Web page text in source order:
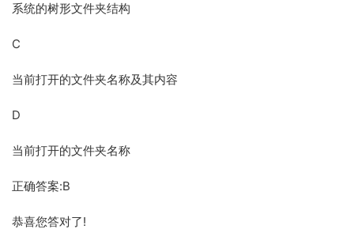
系统的树形文件夹结构
C
当前打开的文件夹名称及其内容
D
当前打开的文件夹名称
正确答案:B
恭喜您答对了!